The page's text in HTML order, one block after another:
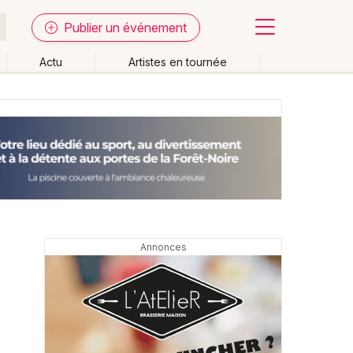
Publier un événement
Actu Artistes en tournée
Effacer les dates
end Autre